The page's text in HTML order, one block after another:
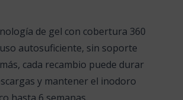
de gel con cobertura 360
autosuficiente, sin soporte
cada recambio puede durar
y mantener el inodoro